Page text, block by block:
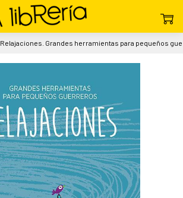
Relajaciones. Grandes herramientas para pequeños